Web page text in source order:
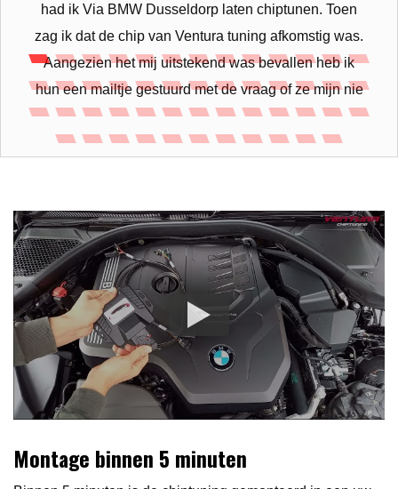
had ik Via BMW Dusseldorp laten chiptunen. Toen
zag ik dat de chip van Ventura tuning afkomstig was.
Aangezien het mij uitstekend was bevallen heb ik
hun een mailtje gestuurd met de vraag of ze mijn nie
Montage binnen 5 minuten